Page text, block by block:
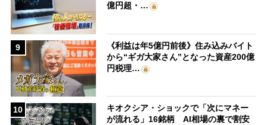
億円超・…
9
《利益は年5億円前後》住み込みバイト
から“ギガ大家さん”となった資産200億
円税理…
10
キオクシア・ショックで「次にマネー
が流れる」16銘柄 AI相場の裏で割安